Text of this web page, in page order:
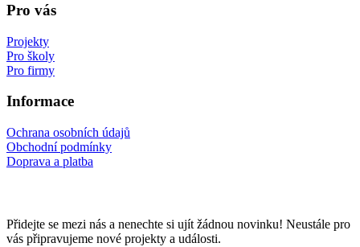
Pro vás
Projekty
Pro školy
Pro firmy
Informace
Ochrana osobních údajů
Obchodní podmínky
Doprava a platba
Přidejte se mezi nás a nenechte si ujít žádnou novinku! Neustále pro
vás připravujeme nové projekty a události.